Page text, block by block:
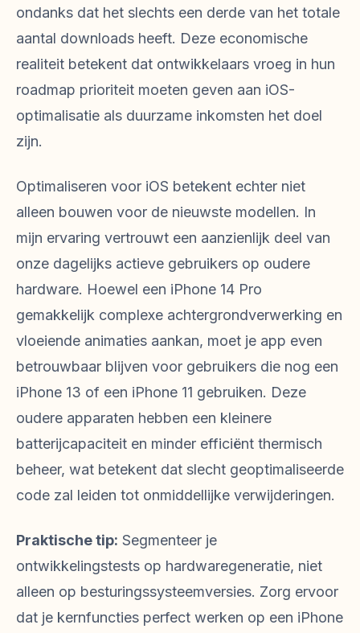
ondanks dat het slechts een derde van het totale
aantal downloads heeft. Deze economische
realiteit betekent dat ontwikkelaars vroeg in hun
roadmap prioriteit moeten geven aan iOS-
optimalisatie als duurzame inkomsten het doel
zijn.
Optimaliseren voor iOS betekent echter niet
alleen bouwen voor de nieuwste modellen. In
mijn ervaring vertrouwt een aanzienlijk deel van
onze dagelijks actieve gebruikers op oudere
hardware. Hoewel een iPhone 14 Pro
gemakkelijk complexe achtergrondverwerking en
vloeiende animaties aankan, moet je app even
betrouwbaar blijven voor gebruikers die nog een
iPhone 13 of een iPhone 11 gebruiken. Deze
oudere apparaten hebben een kleinere
batterijcapaciteit en minder efficiënt thermisch
beheer, wat betekent dat slecht geoptimaliseerde
code zal leiden tot onmiddellijke verwijderingen.
Praktische tip: Segmenteer je
ontwikkelingstests op hardwaregeneratie, niet
alleen op besturingssysteemversies. Zorg ervoor
dat je kernfuncties perfect werken op een iPhone